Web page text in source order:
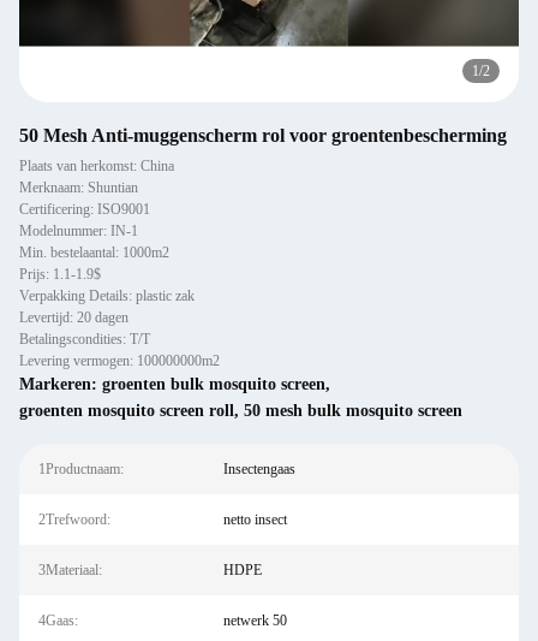
1/2
50 Mesh Anti-muggenscherm rol voor groentenbescherming
Plaats van herkomst: China
Merknaam: Shuntian
Certificering: ISO9001
Modelnummer: IN-1
Min. bestelaantal: 1000m2
Prijs: 1.1-1.9$
Verpakking Details: plastic zak
Levertijd: 20 dagen
Betalingscondities: T/T
Levering vermogen: 100000000m2
Markeren: groenten bulk mosquito screen,
groenten mosquito screen roll, 50 mesh bulk mosquito screen
1Productnaam: Insectengaas
2Trefwoord: netto insect
3Materiaal: HDPE
4Gaas: netwerk 50